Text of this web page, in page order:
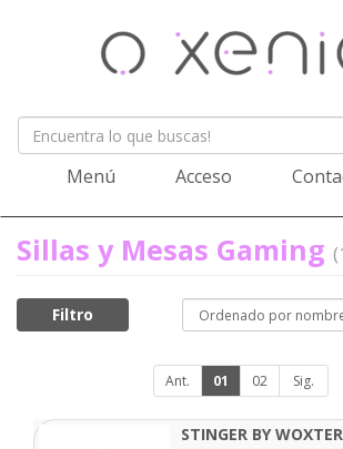
Menú Acceso
Sillas y Mesas Gaming
Filtro
Ant. 01 02 Sig.
STINGER BY